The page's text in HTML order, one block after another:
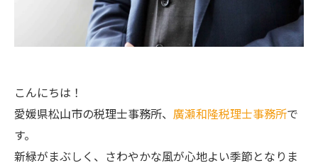
こんにちは！
愛媛県松山市の税理士事務所、 廣瀬和隆税理士事務所で
す。
新緑がまぶしく、さわやかな風が心地よい季節となりま